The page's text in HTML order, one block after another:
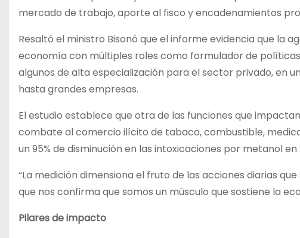
mercado de trabajo, aporte al fisco y encadenamientos
Resaltó el ministro Bisonó que el informe evidencia que la
economía con múltiples roles como formulador de
algunos de alta especialización para el sector privado, en
hasta grandes empresas.
El estudio establece que otra de las funciones que
combate al comercio ilícito de tabaco, combustible,
un 95% de disminución en las intoxicaciones por metanol en
“La medición dimensiona el fruto de las acciones diarias
que nos confirma que somos un músculo que sostiene la
Pilares de impacto